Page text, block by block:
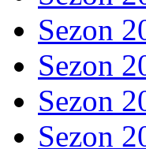
Sezon
Sezon
Sezon
Sezon